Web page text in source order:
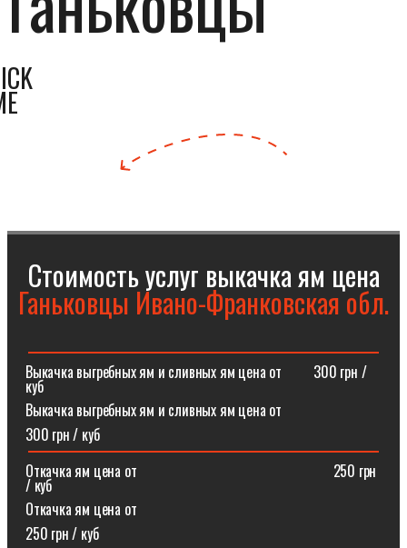
Стоимость услуг выкачка ям цена
Ганьковцы Ивано-Франковская обл.
Выкачка выгребных ям и сливных ям цена от⠀⠀⠀300 грн /
куб
Выкачка выгребных ям и сливных ям цена от
300 грн / куб
Откачка ям цена от ⠀⠀⠀⠀⠀⠀⠀⠀⠀⠀⠀⠀⠀⠀⠀⠀⠀⠀250 грн
/ куб
Откачка ям цена от
250 грн / куб